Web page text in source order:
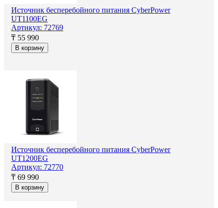
Источник бесперебойного питания CyberPower
UT1100EG
Артикул: 72769
₸ 55 990
В корзину
Источник бесперебойного питания CyberPower
UT1200EG
Артикул: 72770
₸ 69 990
В корзину